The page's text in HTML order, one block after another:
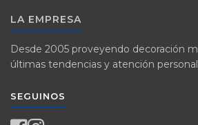
LA EMPRESA
Desde 2005 proveyendo decoración
últimas tendencias y atención
SEGUINOS